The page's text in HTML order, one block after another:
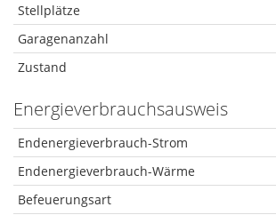
Stellplätze
Garagenanzahl
Zustand
Energieverbrauchsausweis
Endenergieverbrauch-Strom
Endenergieverbrauch-Wärme
Befeuerungsart